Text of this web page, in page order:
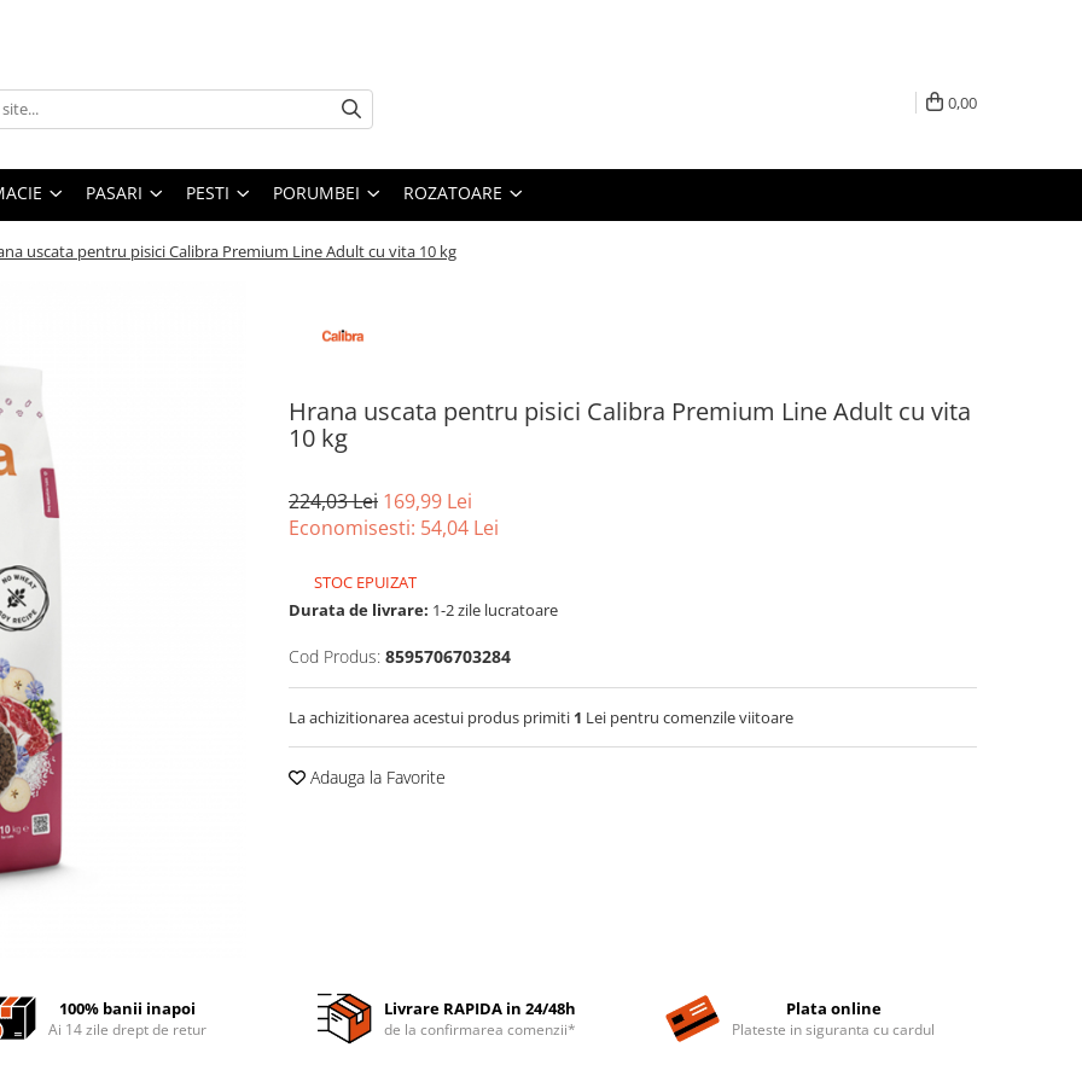
0,00
PASARI PESTI PORUMBEI ROZATOARE
uscata pentru pisici Calibra Premium Line Adult cu vita 10 kg
Hrana uscata pentru pisici Calibra Premium Line Adult cu vita
10 kg
224,03 Lei 169,99 Lei
Economisesti: 54,04 Lei
STOC EPUIZAT
Durata de livrare: 1-2 zile lucratoare
Cod Produs: 8595706703284
La achizitionarea acestui produs primiti 1 Lei pentru comenzile viitoare
Adauga la Favorite
100% banii inapoi
Ai 14 zile drept de retur
Livrare RAPIDA in 24/48h
de la confirmarea comenzii*
Plata online
Plateste in siguranta cu cardul